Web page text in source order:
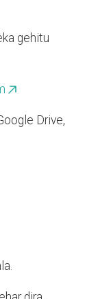
gehitu
Drive,